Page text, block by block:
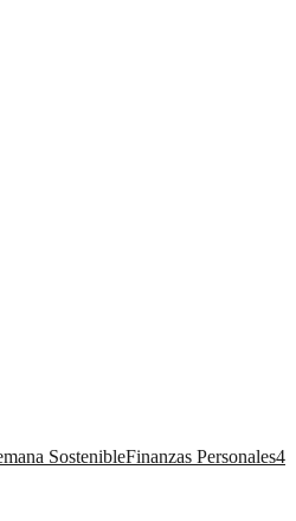
SostenibleFinanzas Personales4